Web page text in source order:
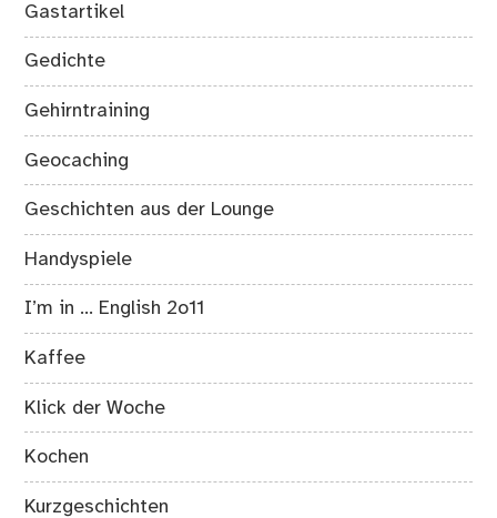
Gastartikel
Gedichte
Gehirntraining
Geocaching
Geschichten aus der Lounge
Handyspiele
I’m in … English 2o11
Kaffee
Klick der Woche
Kochen
Kurzgeschichten